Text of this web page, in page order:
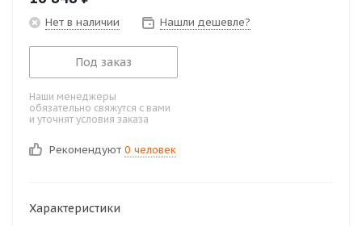
Нет в наличии Нашли дешевле?
Под заказ
Наши менеджеры
обязательно свяжутся с вами
и уточнят условия заказа
Рекомендуют 0 человек
Характеристики